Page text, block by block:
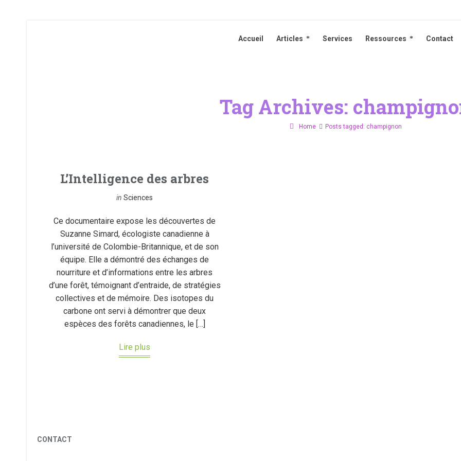
Accueil Articles Services Ressources Contact
Tag Archives:
Home Posts tagged: champignon
L’Intelligence des arbres
inSciences
Ce documentaire expose les découvertes de
Suzanne Simard, écologiste canadienne à
l’université de Colombie-Britannique, et de son
équipe. Elle a démontré des échanges de
nourriture et d’informations entre les arbres
d’une forêt, témoignant d’entraide, de stratégies
collectives et de mémoire. Des isotopes du
carbone ont servi à démontrer que deux
espèces des forêts canadiennes, le […]
Lire plus
CONTACT